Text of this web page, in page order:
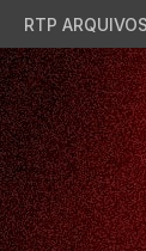
RTP ARQUIVOS